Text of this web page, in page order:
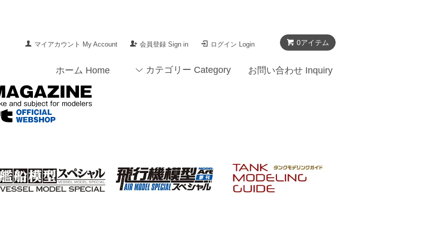
0アイテム
マイアカウント My Account 会員登録 Sign in ログイン Login
ホーム Home カテゴリー Category お問い合わせ Inquiry